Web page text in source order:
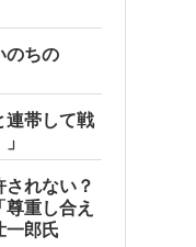
のちの
連帯して戦
れない？
尊重し合え
郎氏